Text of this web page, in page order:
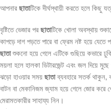
আপনার ছাতাটিকে দীর্ঘস্থায়ী করতে হলে কিছু
বৃষ্টিতে ভেজার পর ছাতাটিকে খোলা অবস্থায়
কাপড়ে দাগ পড়তে পারে বা ফ্রেম নষ্ট হয়ে যেতে
ছাতাশুকনো হয়ে গেলে এটিকে গুছিয়ে কভারে
ময়লা হলে হালকা ডিটারজেন্ট এবং জল দিয়ে
ঝড়ো হাওয়ার সময় ছাতাব্যবহারে সতর্ক থাকুন,
বাটন বা মেকানিজম জ্যাম হয়ে গেলে জোর
মেরামতকারীর সাহায্য নিন।